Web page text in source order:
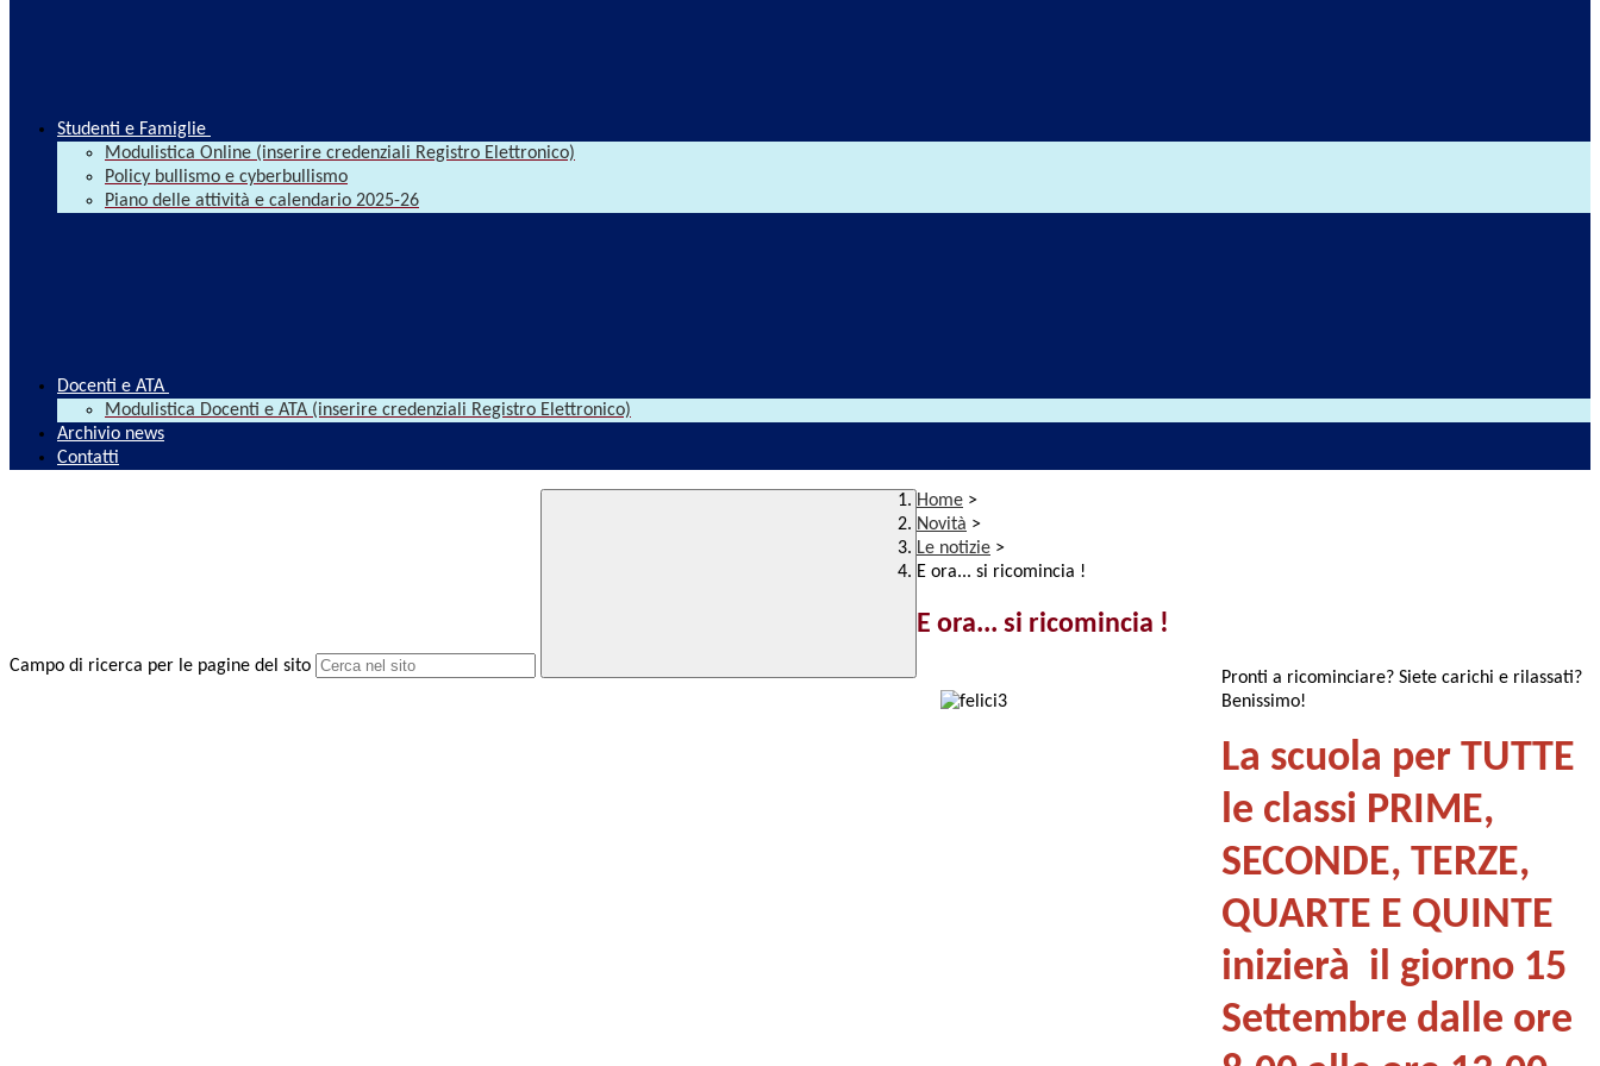
Studenti e Famiglie
Modulistica Online (inserire credenziali Registro Elettronico)
Policy bullismo e cyberbullismo
Piano delle attività e calendario 2025-26
Docenti e ATA
Modulistica Docenti e ATA (inserire credenziali Registro Elettronico)
Archivio news
Contatti
Campo di ricerca per le pagine del sito
Home >
Novità >
Le notizie >
E ora... si ricomincia !
E ora... si ricomincia !
Pronti a ricominciare? Siete carichi e rilassati?
Benissimo!
La scuola per TUTTE
le classi PRIME,
SECONDE, TERZE,
QUARTE E QUINTE
inizierà il giorno 15
Settembre dalle ore